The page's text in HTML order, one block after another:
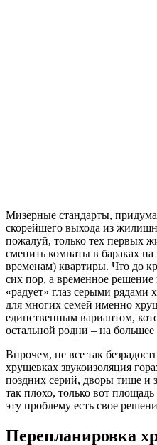
Мизерные стандарты,
скорейшего выхода из
пожалуй, только тех первых
сменить комнаты в бараках
временам) квартиры. Что до
сих пор, а временное
«радует» глаз серыми
для многих семей именно
единственным вариантом,
остальной родни – на большее
Впрочем, не все так
хрущевках звукоизоляция
поздних серий, дворы тише и
так плохо, только вот
эту проблему есть свое
Перепланировка